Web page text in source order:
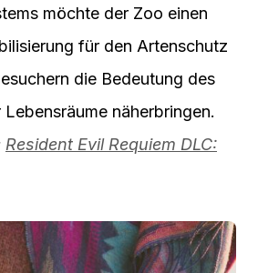
möchte der Zoo einen
für den Artenschutz
die Bedeutung des
näherbringen.
Resident Evil Requiem DLC: